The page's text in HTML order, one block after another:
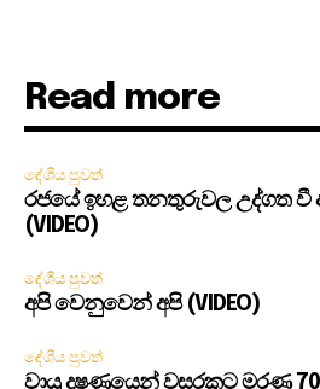
Read more
දේශීය පුවත්
රජයේ ඉහළ තනතුරුවල උද්ගත වී
(VIDEO)
දේශීය පුවත්
අපි වෙනුවෙන් අපි (VIDEO)
දේශීය පුවත්
වායු දූෂණයෙන් වසරකට මරණ